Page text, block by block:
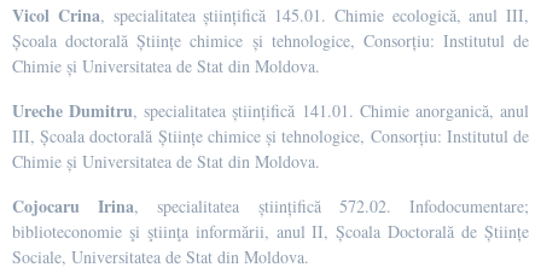
Vicol Crina, specialitatea științifică 145.01. Chimie ecologică, anul III,
Școala doctorală Științe chimice și tehnologice, Consorțiu: Institutul de
Chimie și Universitatea de Stat din Moldova.
Ureche Dumitru, specialitatea științifică 141.01. Chimie anorganică, anul
III, Școala doctorală Științe chimice și tehnologice, Consorțiu: Institutul de
Chimie și Universitatea de Stat din Moldova.
Cojocaru Irina, specialitatea științifică 572.02. Infodocumentare;
biblioteconomie şi ştiinţa informării, anul II, Școala Doctorală de Științe
Sociale, Universitatea de Stat din Moldova.